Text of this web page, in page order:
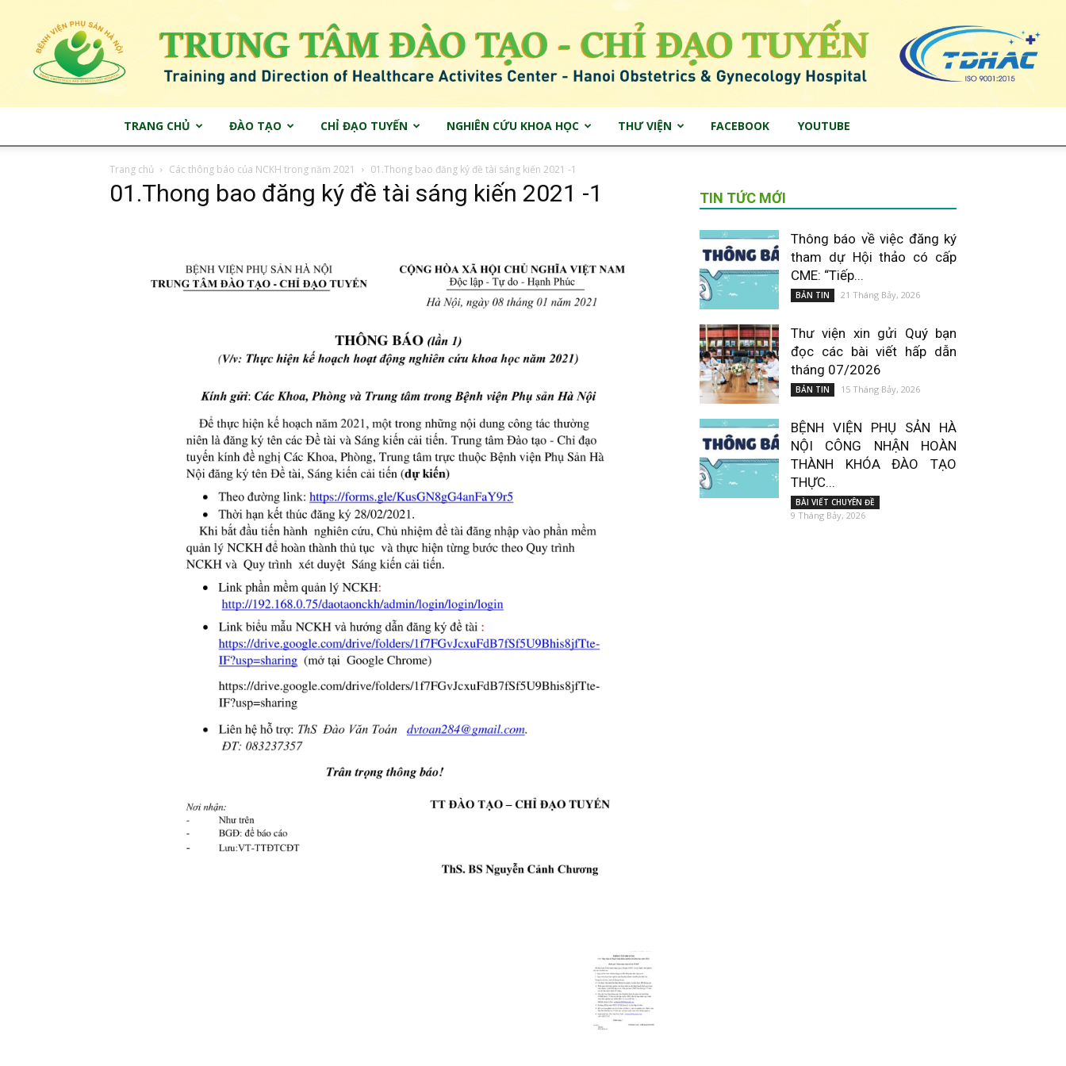
đào
đạo
TRANG CHỦ ĐÀO TẠO CHỈ ĐẠO TUYẾN NGHIÊN CỨU KHOA HỌC THƯ VIỆN FACEBOOK YOUTUBE
Trang chủ Các thông báo của NCKH trong năm 2021 01.Thong bao đăng ký đề tài sáng kiến 2021 -1
01.Thong bao đăng ký đề tài sáng kiến 2021 -1 TIN TỨC MỚI
Thông báo về việc đăng ký
tham dự Hội thảo có cấp
CME: “Tiếp...
BẢN TIN 21 Tháng Bảy, 2026
Thư viện xin gửi Quý bạn
đọc các bài viết hấp dẫn
tháng 07/2026
BẢN TIN 15 Tháng Bảy, 2026
BỆNH VIỆN PHỤ SẢN HÀ
NỘI CÔNG NHẬN HOÀN
THÀNH KHÓA ĐÀO TẠO
THỰC...
BÀI VIẾT CHUYÊN ĐỀ
9 Tháng Bảy, 2026